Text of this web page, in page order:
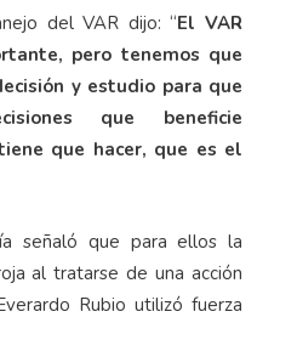
del VAR dijo: “El VAR
pero tenemos que
y estudio para que
que beneficie
que hacer, que es el
señaló que para ellos la
al tratarse de una acción
Rubio utilizó fuerza